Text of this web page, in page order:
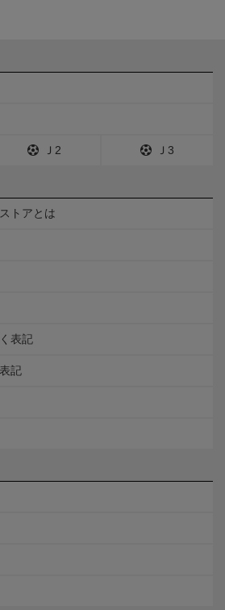
Ｊ2 Ｊ3
トアとは
表記
記